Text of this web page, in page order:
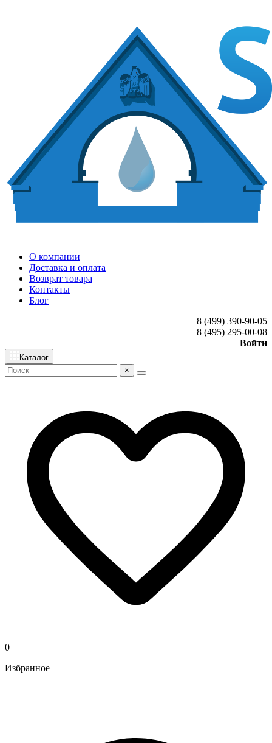
О компании
Доставка и оплата
Возврат товара
Контакты
Блог
8 (499) 390-90-05
8 (495) 295-00-08
Войти
Каталог
×
0
Избранное